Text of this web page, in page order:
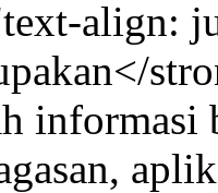
align:
informasi